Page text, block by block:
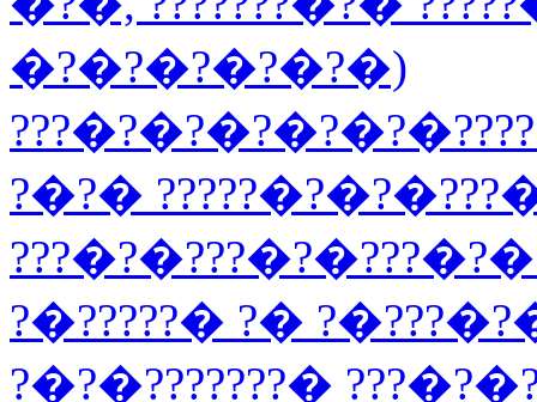
�?�?�?�?�?�)
?�?�
???�?�???�?�???�?�
?�?????� ?�
?�?�???????�